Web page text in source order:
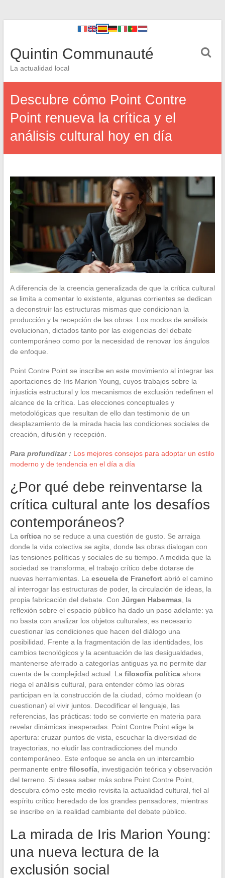
Quintin Communauté
La actualidad local
Descubre cómo Point Contre
Point renueva la crítica y el
análisis cultural hoy en día
A diferencia de la creencia generalizada de que la crítica cultural
se limita a comentar lo existente, algunas corrientes se dedican
a deconstruir las estructuras mismas que condicionan la
producción y la recepción de las obras. Los modos de análisis
evolucionan, dictados tanto por las exigencias del debate
contemporáneo como por la necesidad de renovar los ángulos
de enfoque.
Point Contre Point se inscribe en este movimiento al integrar las
aportaciones de Iris Marion Young, cuyos trabajos sobre la
injusticia estructural y los mecanismos de exclusión redefinen el
alcance de la crítica. Las elecciones conceptuales y
metodológicas que resultan de ello dan testimonio de un
desplazamiento de la mirada hacia las condiciones sociales de
creación, difusión y recepción.
Para profundizar : Los mejores consejos para adoptar un estilo
moderno y de tendencia en el día a día
¿Por qué debe reinventarse la
crítica cultural ante los desafíos
contemporáneos?
La críticano se reduce a una cuestión de gusto. Se arraiga
donde la vida colectiva se agita, donde las obras dialogan con
las tensiones políticas y sociales de su tiempo. A medida que la
sociedad se transforma, el trabajo crítico debe dotarse de
nuevas herramientas. La escuela de Francfortabrió el camino
al interrogar las estructuras de poder, la circulación de ideas, la
propia fabricación del debate. Con Jürgen Habermas , la
reflexión sobre el espacio público ha dado un paso adelante: ya
no basta con analizar los objetos culturales, es necesario
cuestionar las condiciones que hacen del diálogo una
posibilidad. Frente a la fragmentación de las identidades, los
cambios tecnológicos y la acentuación de las desigualdades,
mantenerse aferrado a categorías antiguas ya no permite dar
cuenta de la complejidad actual. La filosofía políticaahora
riega el análisis cultural, para entender cómo las obras
participan en la construcción de la ciudad, cómo moldean (o
cuestionan) el vivir juntos. Decodificar el lenguaje, las
referencias, las prácticas: todo se convierte en materia para
revelar dinámicas inesperadas. Point Contre Point elige la
apertura: cruzar puntos de vista, escuchar la diversidad de
trayectorias, no eludir las contradicciones del mundo
contemporáneo. Este enfoque se ancla en un intercambio
permanente entre filosofía, investigación teórica y observación
del terreno. Si desea saber más sobre Point Contre Point,
descubra cómo este medio revisita la actualidad cultural, fiel al
espíritu crítico heredado de los grandes pensadores, mientras
se inscribe en la realidad cambiante del debate público.
La mirada de Iris Marion Young:
una nueva lectura de la
exclusión social